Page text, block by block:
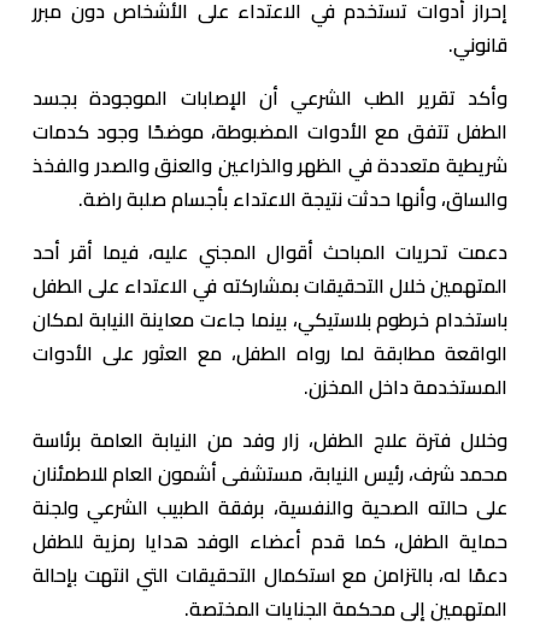
إحراز أدوات تستخدم في الاعتداء على الأشخاص دون مبرر
قانوني.
وأكد تقرير الطب الشرعي أن الإصابات الموجودة بجسد
الطفل تتفق مع الأدوات المضبوطة، موضحًا وجود كدمات
شريطية متعددة في الظهر والذراعين والعنق والصدر والفخذ
والساق، وأنها حدثت نتيجة الاعتداء بأجسام صلبة راضة.
دعمت تحريات المباحث أقوال المجني عليه، فيما أقر أحد
المتهمين خلال التحقيقات بمشاركته في الاعتداء على الطفل
باستخدام خرطوم بلاستيكي، بينما جاءت معاينة النيابة لمكان
الواقعة مطابقة لما رواه الطفل، مع العثور على الأدوات
المستخدمة داخل المخزن.
وخلال فترة علاج الطفل، زار وفد من النيابة العامة برئاسة
محمد شرف، رئيس النيابة، مستشفى أشمون العام للاطمئنان
على حالته الصحية والنفسية، برفقة الطبيب الشرعي ولجنة
حماية الطفل، كما قدم أعضاء الوفد هدايا رمزية للطفل
دعمًا له، بالتزامن مع استكمال التحقيقات التي انتهت بإحالة
المتهمين إلى محكمة الجنايات المختصة.